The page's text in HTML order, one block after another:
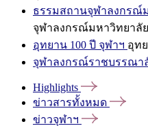
ธรรมสถานจุฬาลงกรณ์
จุฬาลงกรณ์มหาวิทยาลัย
อุทยาน 100 ปี จุฬาฯ อุท
จุฬาลงกรณ์ราชบรรณา
Highlights
ข่าวสารทั้งหมด
ข่าวจุฬาฯ